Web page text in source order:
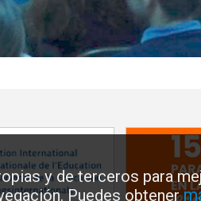
y de terceros para
Puedes obtener